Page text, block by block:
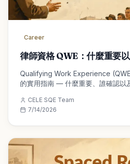
Career
律師資格 QWE：什麼重要
Qualifying Work Experience
的實用指南 — 什麼重要、誰確認以
CELE SQE Team
7/14/2026